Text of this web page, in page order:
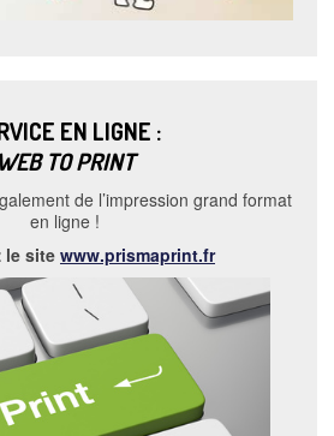
EN LIGNE :
WEB TO PRINT
de l’impression grand format
en ligne !
le sitewww.prismaprint.fr